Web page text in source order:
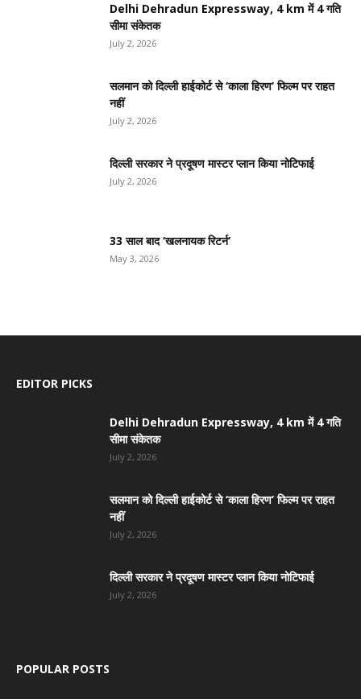
Delhi Dehradun Expressway, 4 km में 4 गति
सीमा संकेतक
July 2, 2026
सलमान को दिल्ली हाईकोर्ट से ‘काला हिरण’ फिल्म पर राहत
नहीं
July 2, 2026
दिल्ली सरकार ने प्रदूषण मास्टर प्लान किया नोटिफाई
July 2, 2026
33 साल बाद ‘खलनायक रिटर्न’
May 3, 2026
EDITOR PICKS
Delhi Dehradun Expressway, 4 km में 4 गति
सीमा संकेतक
July 2, 2026
सलमान को दिल्ली हाईकोर्ट से ‘काला हिरण’ फिल्म पर राहत
नहीं
July 2, 2026
दिल्ली सरकार ने प्रदूषण मास्टर प्लान किया नोटिफाई
July 2, 2026
POPULAR POSTS